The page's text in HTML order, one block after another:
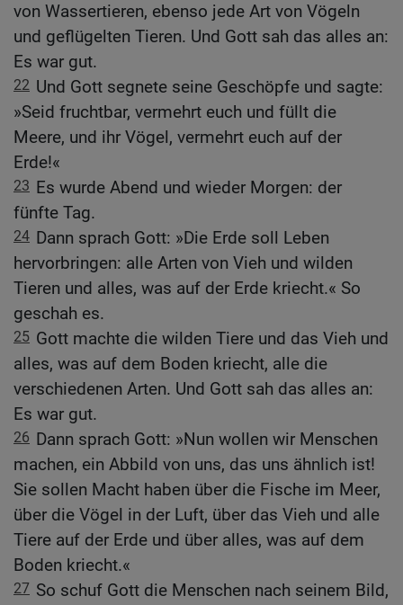
von Wassertieren, ebenso jede Art von Vögeln
und geflügelten Tieren. Und Gott sah das alles an:
Es war gut.
22 Und Gott segnete seine Geschöpfe und sagte:
»Seid fruchtbar, vermehrt euch und füllt die
Meere, und ihr Vögel, vermehrt euch auf der
Erde!«
23 Es wurde Abend und wieder Morgen: der
fünfte Tag.
24 Dann sprach Gott: »Die Erde soll Leben
hervorbringen: alle Arten von Vieh und wilden
Tieren und alles, was auf der Erde kriecht.« So
geschah es.
25 Gott machte die wilden Tiere und das Vieh und
alles, was auf dem Boden kriecht, alle die
verschiedenen Arten. Und Gott sah das alles an:
Es war gut.
26 Dann sprach Gott: »Nun wollen wir Menschen
machen, ein Abbild von uns, das uns ähnlich ist!
Sie sollen Macht haben über die Fische im Meer,
über die Vögel in der Luft, über das Vieh und alle
Tiere auf der Erde und über alles, was auf dem
Boden kriecht.«
27 So schuf Gott die Menschen nach seinem Bild,